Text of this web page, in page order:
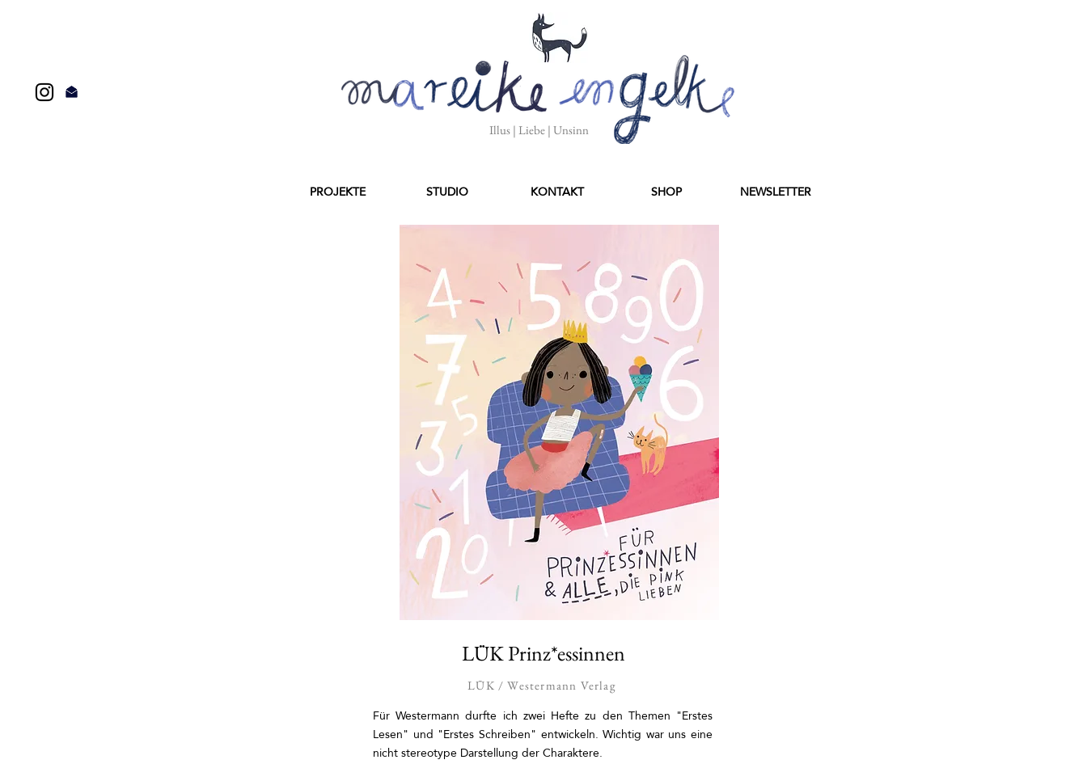
Illus | Liebe | Unsinn
PROJEKTE STUDIO KONTAKT SHOP NEWSLETTER
LÜK Prinz*essinnen
LÜK / Westermann Verlag
Für Westermann durfte ich zwei Hefte zu den Themen "Erstes
Lesen" und "Erstes Schreiben" entwickeln. Wichtig war uns eine
nicht stereotype Darstellung der Charaktere.